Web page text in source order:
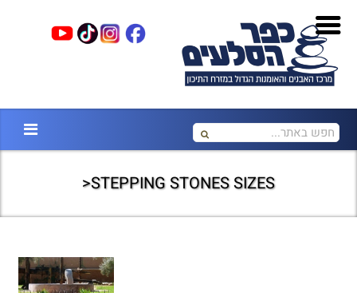
STEPPING STONES SIZES<